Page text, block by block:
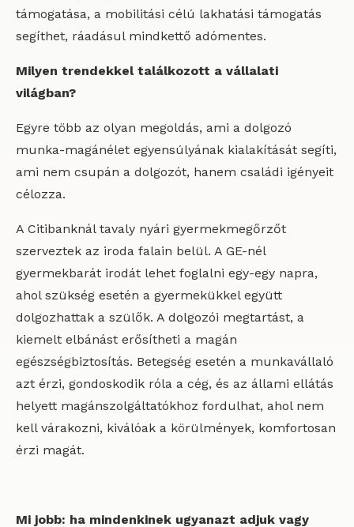
támogatása, a mobilitási célú lakhatási támogatás
segíthet, ráadásul mindkettő adómentes.
Milyen trendekkel találkozott a vállalati
világban?
Egyre több az olyan megoldás, ami a dolgozó
munka-magánélet egyensúlyának kialakítását segíti,
ami nem csupán a dolgozót, hanem családi igényeit
célozza.
A Citibanknál tavaly nyári gyermekmegőrzőt
szerveztek az iroda falain belül. A GE-nél
gyermekbarát irodát lehet foglalni egy-egy napra,
ahol szükség esetén a gyermekükkel együtt
dolgozhattak a szülők. A dolgozói megtartást, a
kiemelt elbánást erősítheti a magán
egészségbiztosítás. Betegség esetén a munkavállaló
azt érzi, gondoskodik róla a cég, és az állami ellátás
helyett magánszolgáltatókhoz fordulhat, ahol nem
kell várakozni, kiválóak a körülmények, komfortosan
érzi magát.
Mi jobb: ha mindenkinek ugyanazt adjuk vagy